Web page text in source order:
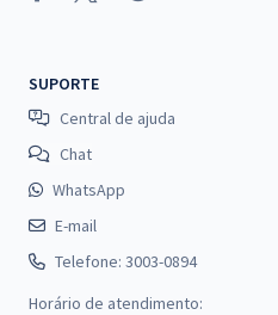
SUPORTE
Central de ajuda
Chat
WhatsApp
E-mail
Telefone: 3003-0894
Horário de atendimento: